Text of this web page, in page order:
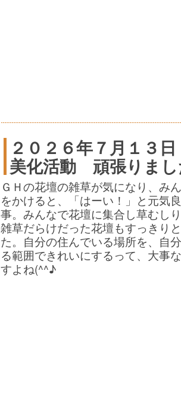
２０２６年７月１３日
美化活動 頑張りま
ＧＨの花壇の雑草が気になり、み
をかけると、「はーい！」と元気
事。みんなで花壇に集合し草むし
雑草だらけだった花壇もすっきり
た。自分の住んでいる場所を、自
る範囲できれいにするって、大事
すよね(^^♪